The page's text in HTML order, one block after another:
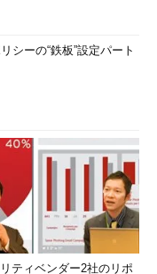
シーの“鉄板”設定パート
ティベンダー2社のリポ